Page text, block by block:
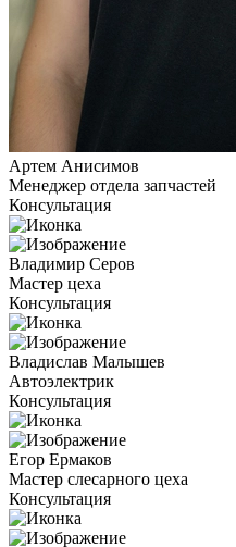
Артем Анисимов
Менеджер отдела запчастей
Консультация
Владимир Серов
Мастер цеха
Консультация
Владислав Малышев
Автоэлектрик
Консультация
Егор Ермаков
Мастер слесарного цеха
Консультация